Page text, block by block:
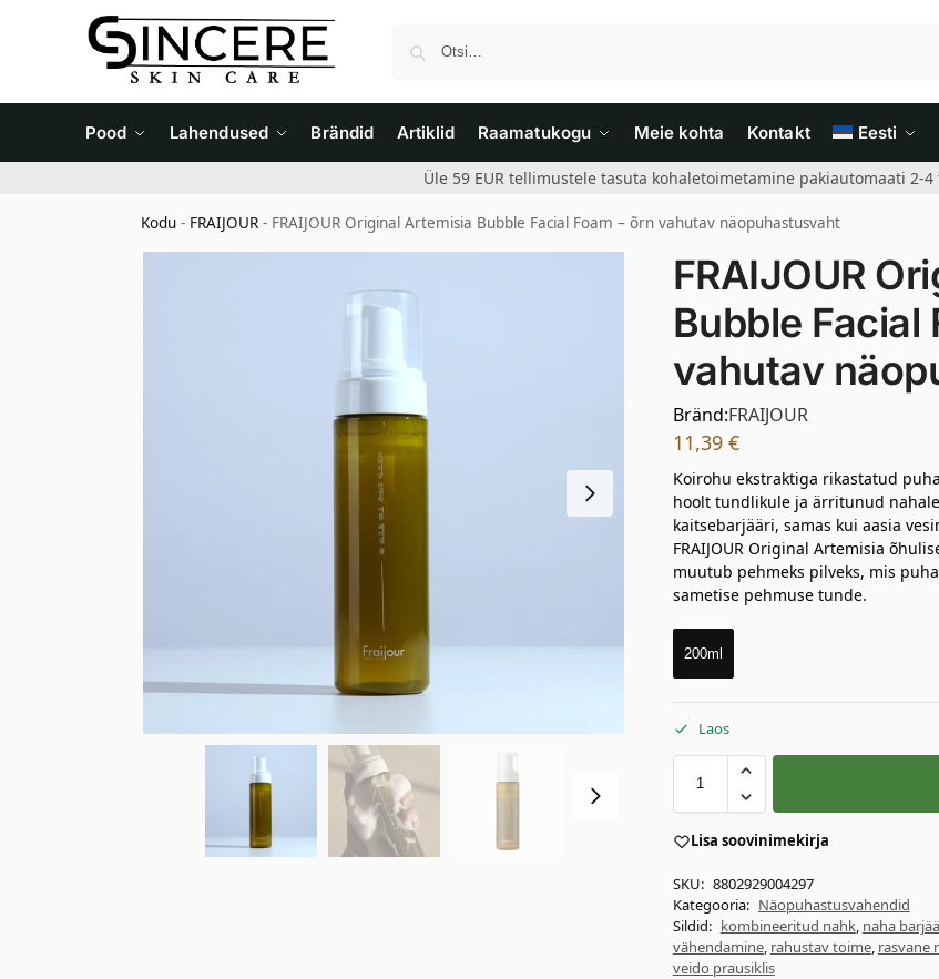
Pood Lahendused Brändid Artiklid Raamatukogu Meie kohta Kontakt Eesti
Üle 59 EUR tellimustele tasuta kohaletoimetamine pakiautomaati 2-4
Kodu - FRAIJOUR - FRAIJOUR Original Artemisia Bubble Facial Foam – õrn vahutav näopuhastusvaht
FRAIJOUR
Bubble Facial
vahutav
Bränd:FRAIJOUR
11,39 €
Koirohu ekstraktiga rikastatud
hoolt tundlikule ja ärritunud
kaitsebarjääri, samas kui aasia
FRAIJOUR Original Artemisia
muutub pehmeks pilveks, mis
sametise pehmuse tunde.
200ml
Laos
Lisa soovinimekirja
SKU: 8802929004297
Kategooria: Näopuhastusvahendid
Sildid: kombineeritud nahk, naha
vähendamine, rahustav toime, rasvane
veido prausiklis